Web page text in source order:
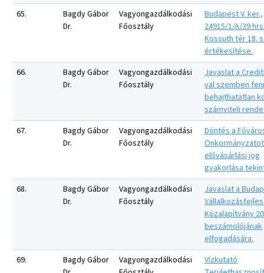
65.
Bagdy Gábor
Dr.
Vagyongazdálkodási
Főosztály
Budapest V. ker.,
24915/1/A/39
Kossuth tér 18.
értékesítése.
66.
Bagdy Gábor
Dr.
Vagyongazdálkodási
Főosztály
Javaslat a
val szemben
behajthatatlan
számviteli
67.
Bagdy Gábor
Dr.
Vagyongazdálkodási
Főosztály
Döntés a
elővásárlási jog
gyakorlása
68.
Bagdy Gábor
Dr.
Vagyongazdálkodási
Főosztály
Javaslat a
Közalapítvány
beszámolójának
elfogadására.
69.
Bagdy Gábor
Vagyongazdálkodási
Vízkutató